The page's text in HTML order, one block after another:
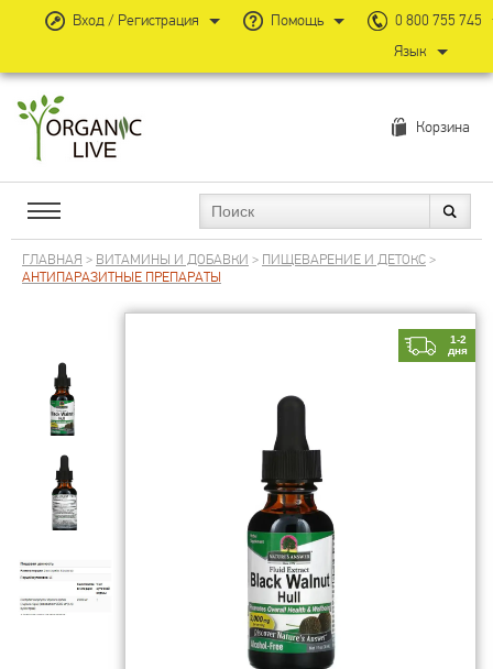
Корзина
ГЛАВНАЯ > ВИТАМИНЫ И ДОБАВКИ > ПИЩЕВАРЕНИЕ И ДЕТОКС>
АНТИПАРАЗИТНЫЕ ПРЕПАРАТЫ
1-2
дня
Вход / Регистрация Помощь
0 800 755 745
Язык